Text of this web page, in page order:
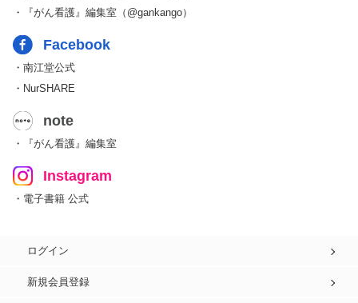
・『がん看護』編集室（@gankango）
Facebook
・南江堂公式
・NurSHARE
note
・『がん看護』編集室
Instagram
・電子書籍 公式
ログイン
新規会員登録